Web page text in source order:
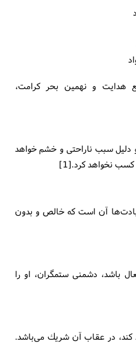
هدايت و نهمين بحر کرامت،
سبب ناراحتی و خشم خواهد
نخواهد كرد.[1]
آن است كه خالص و بدون
باشد، دشمنی ستمگران، او را
كند، در عقاب آن شریك می‌باشد.